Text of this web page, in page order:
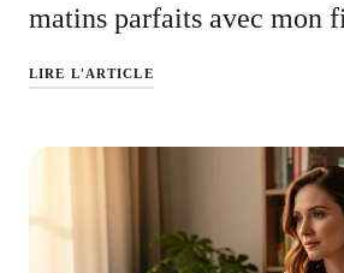
matins parfaits avec mon
LIRE L'ARTICLE